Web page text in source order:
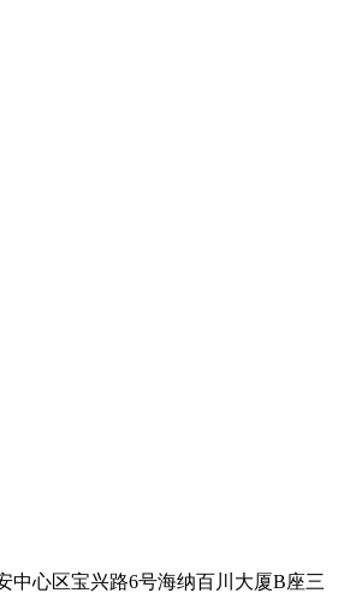
中心区宝兴路6号海纳百川大厦B座三